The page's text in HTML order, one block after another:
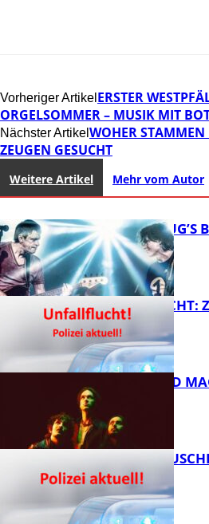
Vorheriger Artikel ERSTER
ORGELSOMMER – MUSIK MIT
Nächster Artikel WOHER
ZEUGEN GESUCHT
Weitere Artikel Mehr vom Autor
THOMAS BLUG’S
KAMMGARN
UNFALLFLUCHT:
DIRTY SOUND